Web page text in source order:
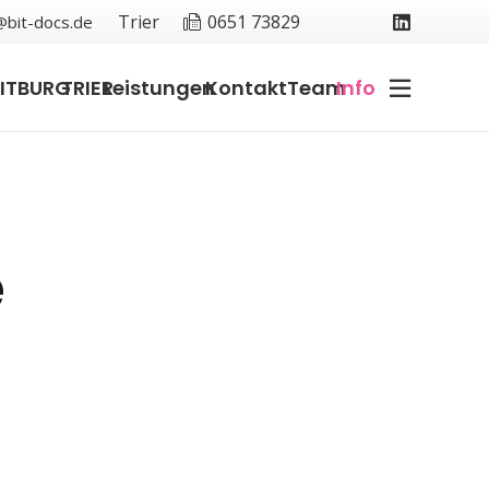
docs.de Trier 0651 73829
TRIERLeistungenKontaktTeamInfo